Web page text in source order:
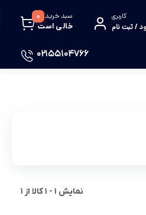
کاربری
/ ثبت نام
سبد خرید
خالی است
0
02155104766
نمایش 1
-
1کالا از 1